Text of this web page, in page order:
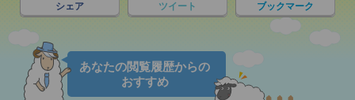
シェア ツイート ブックマーク
あなたの閲覧履歴からの
おすすめ